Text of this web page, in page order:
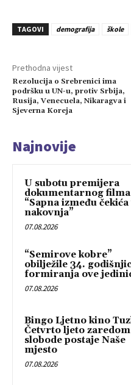
TAGOVI demografija škole
Prethodna vijest
Rezolucija o Srebrenici ima
podršku u UN-u, protiv Srbija,
Rusija, Venecuela, Nikaragva i
Sjeverna Koreja
Najnovije
U subotu premijera
dokumentarnog filma
“Sapna između čekića
nakovnja”
07.08.2026
“Semirove kobre”
obilježile 34.
formiranja ove
07.08.2026
Bingo Ljetno kino
Četvrto ljeto
slobode postaje Naše
mjesto
07.08.2026